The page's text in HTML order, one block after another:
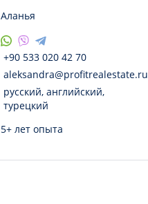
Аланья
+90 533 020 42 70
aleksandra@profitrealestate.ru
русский, английский,
турецкий
5+ лет опыта